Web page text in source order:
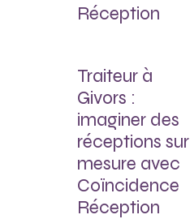
Réception
Traiteur à
Givors :
imaginer des
réceptions sur
mesure avec
Coïncidence
Réception